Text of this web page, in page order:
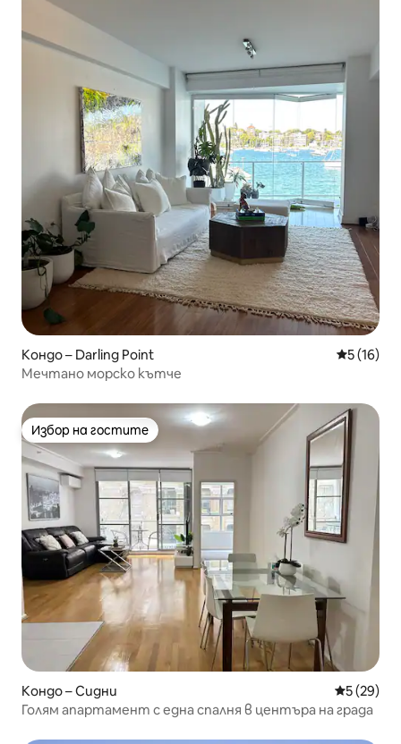
Кондо – Darling Point Средна
5 (16)
Мечтано морско кътче
Избор на гостите
Избор на гостите
Кондо – Сидни Средна
5 (29)
Голям апартамент с една спалня в центъра на града